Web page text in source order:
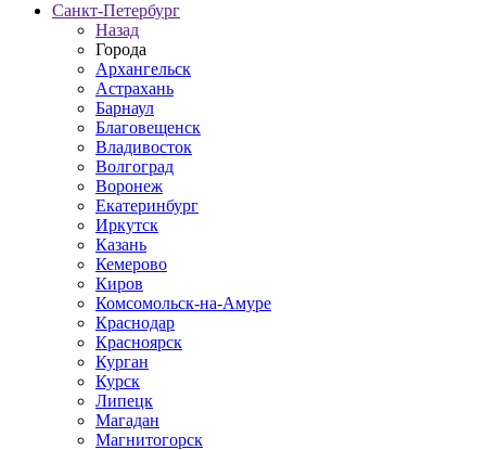
Санкт-Петербург
Назад
Города
Архангельск
Астрахань
Барнаул
Благовещенск
Владивосток
Волгоград
Воронеж
Екатеринбург
Иркутск
Казань
Кемерово
Киров
Комсомольск-на-Амуре
Краснодар
Красноярск
Курган
Курск
Липецк
Магадан
Магнитогорск